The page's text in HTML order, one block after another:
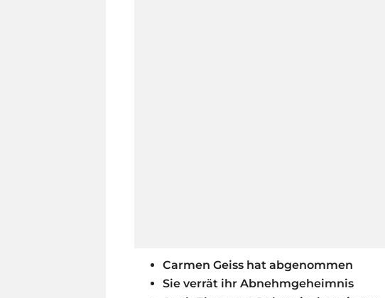
Carmen Geiss hat abgenommen
Sie verrät ihr Abnehmgeheimnis